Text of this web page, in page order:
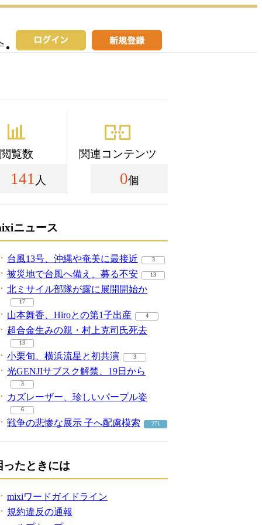
閲覧数
141 人
関連コンテンツ
0個
ニュース
台風13号、沖縄や奄美に最接近 3
被災地で台風へ備え、募る不安 13
北ミサイル部隊が露に展開開始か
17
山本舞香、Hiroとの第1子出産 4
超合金生みの親・村上克司氏死去
13
小栗旬、横浜流星と初共演 3
光GENJIサブスク解禁、19日から
3
カズレーザー、珍しいパープル姿
6
戦争の悲惨な展示 子へ配慮模索 271
ったときには
mixiワードガイドライン
規約違反の通報